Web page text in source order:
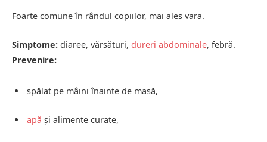
Foarte comune în rândul copiilor, mai ales vara.
Simptome: diaree, vărsături, dureri abdominale, febră.
Prevenire:
spălat pe mâini înainte de masă,
apă și alimente curate,